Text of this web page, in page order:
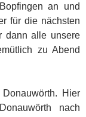
an und
für die nächsten
dann alle unsere
zu Abend
Hier
nach